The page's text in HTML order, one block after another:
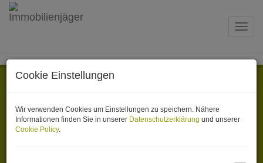
Datenschutzinformation
Cookie Einstellungen
Wir verwenden Cookies um Einstellungen zu speichern. Nähere
Informationen finden Sie in unserer Datenschutzerklärung und unserer
Cookie Policy.